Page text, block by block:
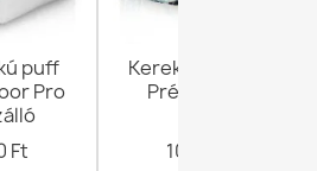
puff
Pro
Ft
Kerek lábtartó puff -
Prémium Mintás
10 990,00 Ft